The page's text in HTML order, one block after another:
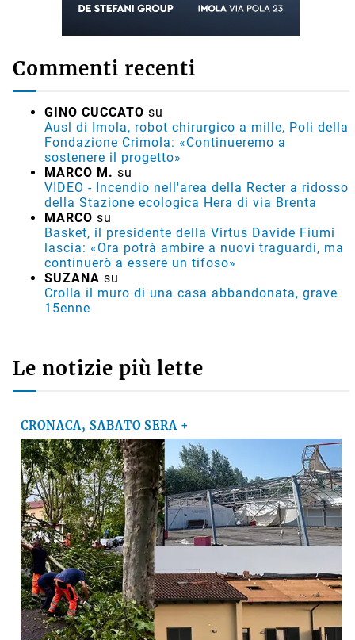
Commenti recenti
GINO CUCCATO su
Ausl di Imola, robot chirurgico a mille, Poli della
Fondazione Crimola: «Continueremo a
sostenere il progetto»
MARCO M. su
VIDEO - Incendio nell'area della Recter a ridosso
della Stazione ecologica Hera di via Brenta
MARCO su
Basket, il presidente della Virtus Davide Fiumi
lascia: «Ora potrà ambire a nuovi traguardi, ma
continuerò a essere un tifoso»
SUZANA su
Crolla il muro di una casa abbandonata, grave
15enne
Le notizie più lette
CRONACA, SABATO SERA +